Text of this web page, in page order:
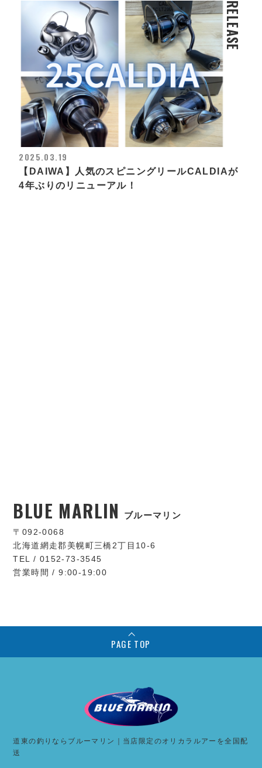
RELEASE
2025.03.19
【DAIWA】人気のスピニングリールCALDIAが
4年ぶりのリニューアル！
BLUE MARLIN ブルーマリン
〒092-0068
北海道網走郡美幌町三橋2丁目10-6
TEL / 0152-73-3545
営業時間 / 9:00-19:00
PAGE TOP
道東の釣りならブルーマリン｜当店限定のオリカラルアーを全国配
送